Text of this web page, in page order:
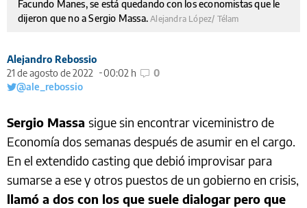
Facundo Manes, se está quedando con los economistas que le
dijeron que no a Sergio Massa.Alejandra López/ Télam
Alejandro Rebossio
21 de agosto de 2022
00:02 h
0
@ale_rebossio
Sergio Massa sigue sin encontrar viceministro de
Economía dos semanas después de asumir en el cargo.
En el extendido casting que debió improvisar para
sumarse a ese y otros puestos de un gobierno en crisis,
llamó a dos con los que suele dialogar pero que